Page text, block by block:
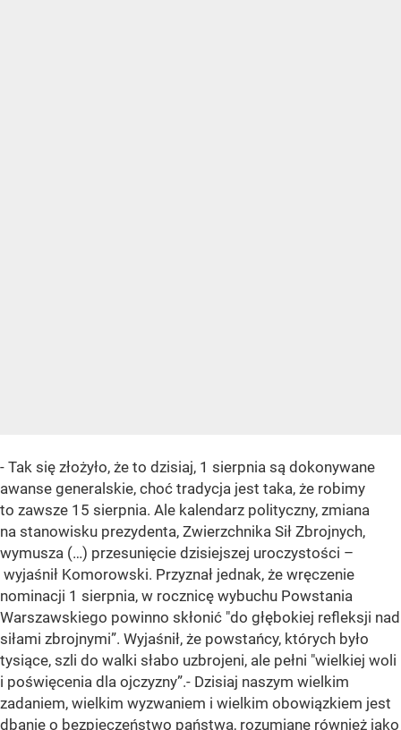
- Tak się złożyło, że to dzisiaj, 1 sierpnia są dokonywane
awanse generalskie, choć tradycja jest taka, że robimy
to zawsze 15 sierpnia. Ale kalendarz polityczny, zmiana
na stanowisku prezydenta, Zwierzchnika Sił Zbrojnych,
wymusza (…) przesunięcie dzisiejszej uroczystości –
wyjaśnił Komorowski. Przyznał jednak, że wręczenie
nominacji 1 sierpnia, w rocznicę wybuchu Powstania
Warszawskiego powinno skłonić "do głębokiej refleksji nad
siłami zbrojnymi”. Wyjaśnił, że powstańcy, których było
tysiące, szli do walki słabo uzbrojeni, ale pełni "wielkiej woli
i poświęcenia dla ojczyzny”.- Dzisiaj naszym wielkim
zadaniem, wielkim wyzwaniem i wielkim obowiązkiem jest
dbanie o bezpieczeństwo państwa, rozumiane również jako